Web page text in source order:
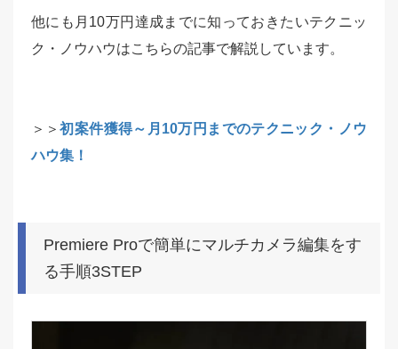
他にも月10万円達成までに知っておきたいテクニッ
ク・ノウハウはこちらの記事で解説しています。
＞＞ 初案件獲得～月10万円までのテクニック・ノウ
ハウ集！
Premiere Proで簡単にマルチカメラ編集をす
る手順3STEP